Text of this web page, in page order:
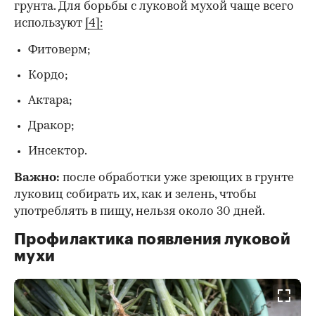
грунта. Для борьбы с луковой мухой чаще всего
используют [4]:
Фитоверм;
Кордо;
Актара;
Дракор;
Инсектор.
Важно: после обработки уже зреющих в грунте
луковиц собирать их, как и зелень, чтобы
употреблять в пищу, нельзя около 30 дней.
Профилактика появления луковой
мухи